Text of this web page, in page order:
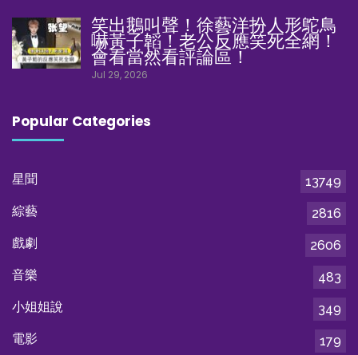
笑出鵝叫聲！徐藝洋扮人形鴕鳥
嚇黃子韜！老公反應笑死全網！
會看當然看評論區！
Jul 29, 2026
Popular Categories
星聞
13749
綜藝
2816
戲劇
2606
音樂
483
小姐姐說
349
電影
179